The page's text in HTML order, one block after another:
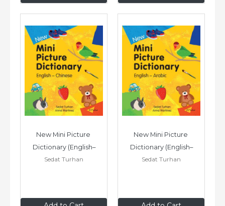
New Mini Picture
Dictionary (English–
Chinese)
Sedat Turhan
$9.99
New Mini Picture
Dictionary (English–
Arabic)
Sedat Turhan
$9.99